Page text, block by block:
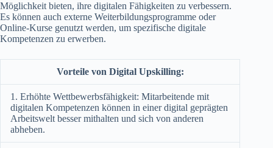
Möglichkeit bieten, ihre digitalen Fähigkeiten zu verbessern.
Es können auch externe Weiterbildungsprogramme oder
Online-Kurse genutzt werden, um spezifische digitale
Kompetenzen zu erwerben.
Vorteile von Digital Upskilling:
1. Erhöhte Wettbewerbsfähigkeit: Mitarbeitende mit
digitalen Kompetenzen können in einer digital geprägten
Arbeitswelt besser mithalten und sich von anderen
abheben.